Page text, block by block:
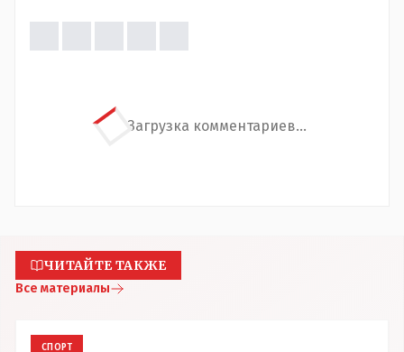
Загрузка комментариев...
ЧИТАЙТЕ ТАКЖЕ
Все материалы
СПОРТ